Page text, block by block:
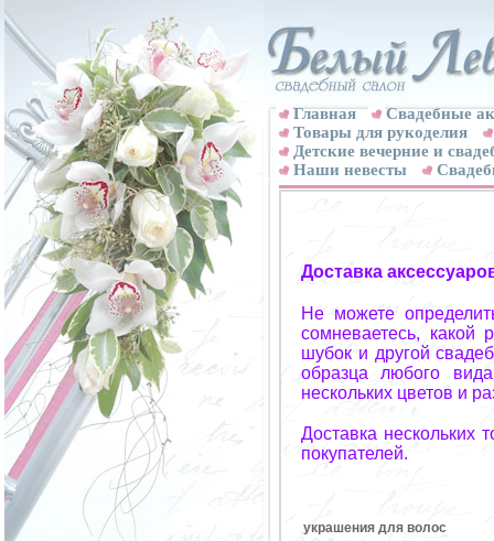
Главная
Свадебные
Товары для рукоделия
Детские вечерние и
Наши невесты
Доставка
Не можете
сомневаетесь, какой
шубок и другой
образца любого
нескольких цветов и
Доставка нескольких
покупателей.
украшения для волос